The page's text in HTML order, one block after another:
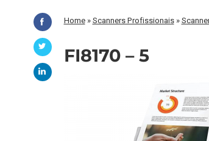
Home»Scanners Profissionais»
FI8170 – 5